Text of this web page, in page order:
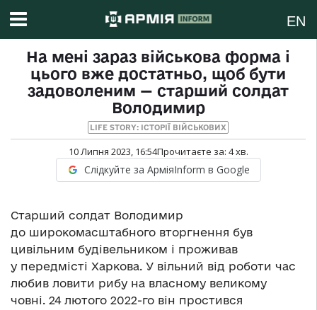
EN
На мені зараз військова форма і
цього вже достатньо, щоб бути
задоволеним — старший солдат
Володимир
LIFE STORY: ІСТОРІЇ ВІЙСЬКОВИХ
10 Липня 2023, 16:54Прочитаєте за: 4хв.
Слідкуйте за АрміяInform в Google
Старший солдат Володимир
до широкомасштабного вторгнення був
цивільним будівельником і проживав
у передмісті Харкова. У вільний від роботи час
любив ловити рибу на власному великому
човні. 24 лютого 2022-го він простився